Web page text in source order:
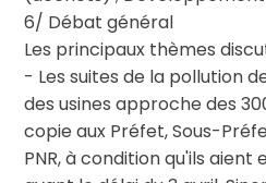
6/ Débat général
Les principaux thèmes
- Les suites de la pollution
des usines approche des
copie aux Préfet, Sous-
PNR, à condition qu'ils